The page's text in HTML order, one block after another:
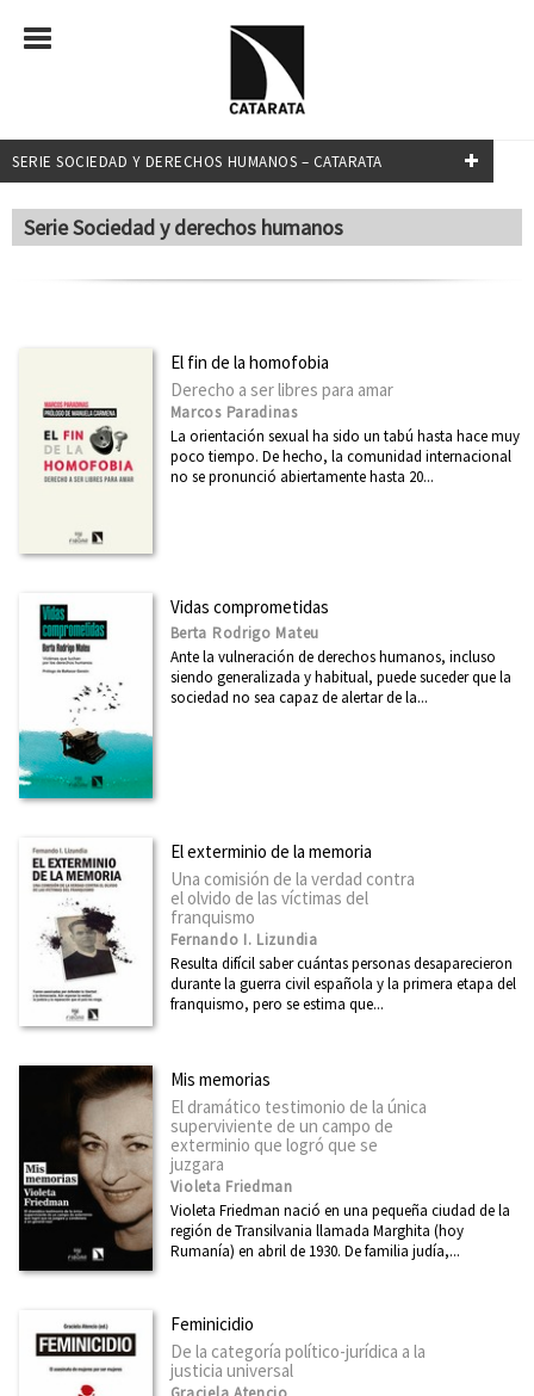
SERIE SOCIEDAD Y DERECHOS HUMANOS – CATARATA
NUESTRAS COLECCIONES
¿Qué sabemos de?
Transiciones
Breves historias de países de América
Arquitecturas
Ciudad 2030
Miradas Matemáticas
Casa África
Desarrollo y Cooperación
Dirasat - Estudios Árabes
arte + educación
Eleanor Roosevelt
Física y Ciencia para todos
Divulgación Científica
Ver todas... (21)
MATERIAS
Administración pública
Arquitectura
Serie Sociedad y derechos humanos
El fin de la homofobia
Derecho a ser libres para amar
Marcos Paradinas
La orientación sexual ha sido un tabú hasta hace muy
poco tiempo. De hecho, la comunidad internacional
no se pronunció abiertamente hasta 20...
Vidas comprometidas
Berta Rodrigo Mateu
Ante la vulneración de derechos humanos, incluso
siendo generalizada y habitual, puede suceder que la
sociedad no sea capaz de alertar de la...
El exterminio de la memoria
Una comisión de la verdad contra
el olvido de las víctimas del
franquismo
Fernando I. Lizundia
Resulta difícil saber cuántas personas desaparecieron
durante la guerra civil española y la primera etapa del
franquismo, pero se estima que...
Mis memorias
El dramático testimonio de la única
superviviente de un campo de
exterminio que logró que se
juzgara
Violeta Friedman
Violeta Friedman nació en una pequeña ciudad de la
región de Transilvania llamada Marghita (hoy
Rumanía) en abril de 1930. De familia judía,...
Feminicidio
De la categoría político-jurídica a la
justicia universal